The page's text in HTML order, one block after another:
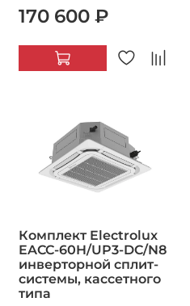
170 600 ₽
Комплект Electrolux
EACC-60H/UP3-DC/N8
инверторной сплит-
системы, кассетного
типа